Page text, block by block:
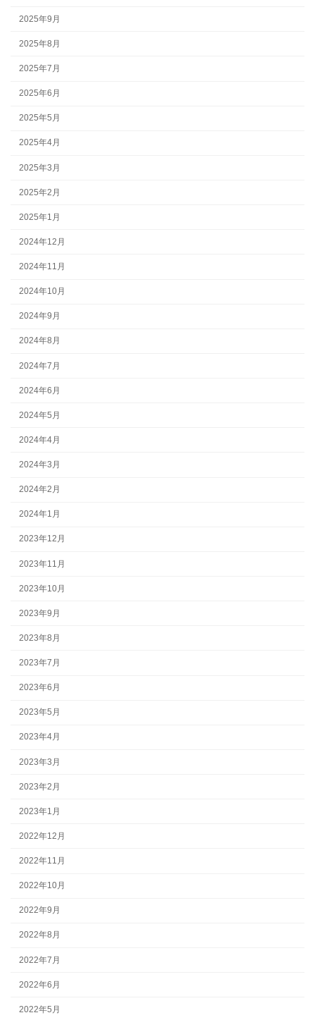
2025年9月
2025年8月
2025年7月
2025年6月
2025年5月
2025年4月
2025年3月
2025年2月
2025年1月
2024年12月
2024年11月
2024年10月
2024年9月
2024年8月
2024年7月
2024年6月
2024年5月
2024年4月
2024年3月
2024年2月
2024年1月
2023年12月
2023年11月
2023年10月
2023年9月
2023年8月
2023年7月
2023年6月
2023年5月
2023年4月
2023年3月
2023年2月
2023年1月
2022年12月
2022年11月
2022年10月
2022年9月
2022年8月
2022年7月
2022年6月
2022年5月